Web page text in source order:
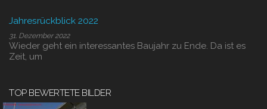
Jahresrückblick 2022
31. Dezember 2022
Wieder geht ein interessantes Baujahr zu Ende. Da ist es
Zeit, um
TOP BEWERTETE BILDER